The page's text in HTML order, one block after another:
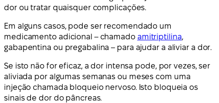
dor ou tratar quaisquer complicações.
Em alguns casos, pode ser recomendado um
medicamento adicional – chamado amitriptilina,
gabapentina ou pregabalina – para ajudar a aliviar a dor.
Se isto não for eficaz, a dor intensa pode, por vezes, ser
aliviada por algumas semanas ou meses com uma
injeção chamada bloqueio nervoso. Isto bloqueia os
sinais de dor do pâncreas.